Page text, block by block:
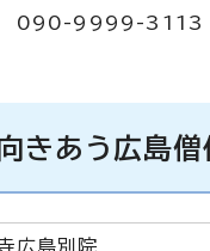
090-9999-3113
きあう広島
広島別院